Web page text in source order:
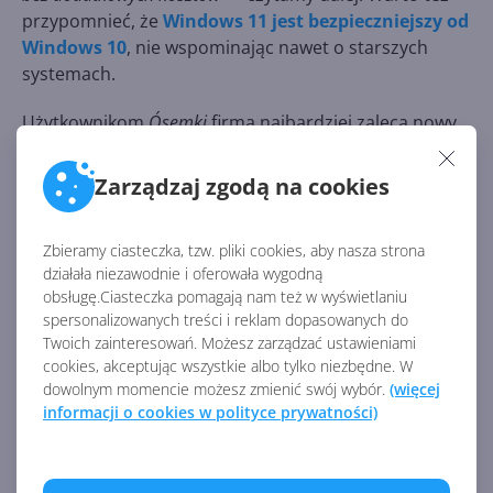
Zarządzaj zgodą na cookies
Zbieramy ciasteczka, tzw. pliki cookies, aby nasza strona
działała niezawodnie i oferowała wygodną
obsługę.Ciasteczka pomagają nam też w wyświetlaniu
spersonalizowanych treści i reklam dopasowanych do
Twoich zainteresowań. Możesz zarządzać ustawieniami
cookies, akceptując wszystkie albo tylko niezbędne. W
dowolnym momencie możesz zmienić swój wybór. (więcej
informacji o cookies w polityce prywatności)
przypomnieć, że Windows 11 jest bezpieczniejszy od
Windows 10, nie wspominając nawet o starszych
systemach.
UżytkownikomÓsemkifirma najbardziej zaleca nowy
komputer z Windows 11 lub ewentualnie instalację
Windows 11 na bieżącym komputerze albo instalację
Windows 10 na bieżącym komputerze. Opcja z
na to, że nie wszystkie starsze maszyny spełniają
wymagania sprzętowe Windows 11.
można je łatwo ominąć, ale teoretycznie może to
grozić mniejszą stabilnością systemu.
Źródło: